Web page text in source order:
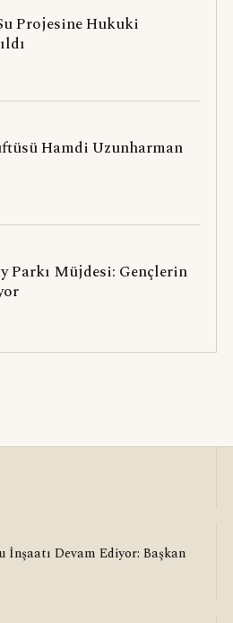
Projesine Hukuki
Hamdi Uzunharman
Parkı Müjdesi: Gençlerin
Devam Ediyor: Başkan